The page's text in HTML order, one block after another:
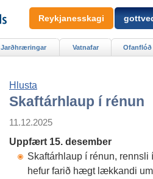
Hlusta
Skaftárhlaup í rénun
11.12.2025
Uppfært 15. desember
Skaftárhlaup í rénun, rennsli
hefur farið hægt lækkandi um
Jarðhræringar Vatnafar Ofanflóð
Reykjanesskagi